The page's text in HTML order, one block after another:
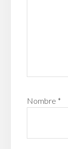
Nombre *